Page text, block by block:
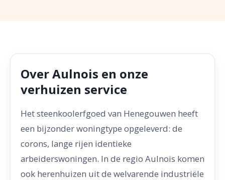
Over Aulnois en onze
verhuizen service
Het steenkoolerfgoed van Henegouwen heeft
een bijzonder woningtype opgeleverd: de
corons, lange rijen identieke
arbeiderswoningen. In de regio Aulnois komen
ook herenhuizen uit de welvarende industriële